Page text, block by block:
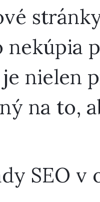
nekúpia
nielen
na to,
SEO v